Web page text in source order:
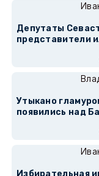
Депутаты
представители
Утыкано
появились над
Избирательная